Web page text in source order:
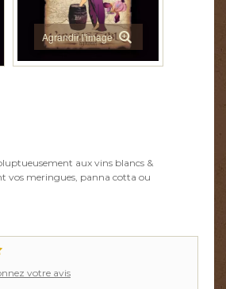
Agrandir l'image
aux vins blancs &
vos meringues, panna cotta ou
votre avis